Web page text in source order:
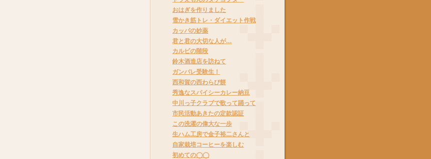
おはぎを作りました
雪かき筋トレ・ダイエット作戦
カッパの妙薬
君と君の大切な人が…
カルビの階段
鈴木酒造店を訪ねて
ガンバレ受験生！
西和賀の西わらび餅
秀逸なスパイシーカレー納豆
中川っ子クラブで歌って踊って
市民活動あきたの定款認証
この洗濯の偉大な一歩
生ハム工房で金子裕二さんと
自家栽培コーヒーを楽しむ
初めての◯◯